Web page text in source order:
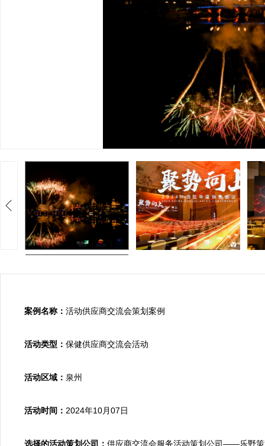
案例名称： 活动供应商交流会策划案例
活动类型： 保健供应商交流会活动
活动区域： 泉州
活动时间： 2024年10月07日
选择的活动策划公司： 供应商交流会服务活动策划公司——乐野